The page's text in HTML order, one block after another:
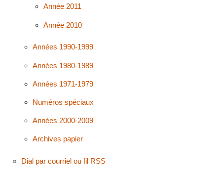
Année 2011
Année 2010
Années 1990-1999
Années 1980-1989
Années 1971-1979
Numéros spéciaux
Années 2000-2009
Archives papier
Dial par courriel ou fil RSS